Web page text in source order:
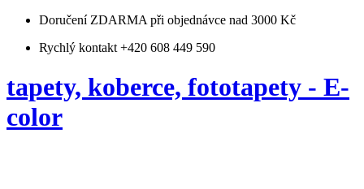
Doručení ZDARMA při objednávce nad 3000 Kč
Rychlý kontakt +420 608 449 590
tapety, koberce, fototapety - E-
color